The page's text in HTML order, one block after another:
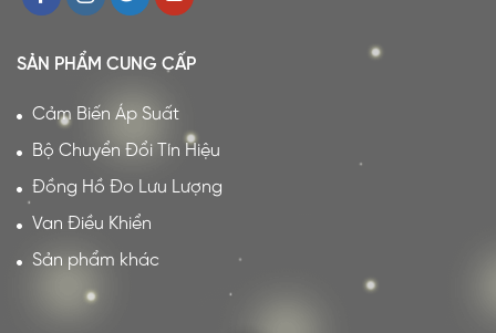
SẢN PHẨM CUNG CẤP
Cảm Biến Áp Suất
Bộ Chuyển Đổi Tín Hiệu
Đồng Hồ Đo Lưu Lượng
Van Điều Khiển
Sản phẩm khác